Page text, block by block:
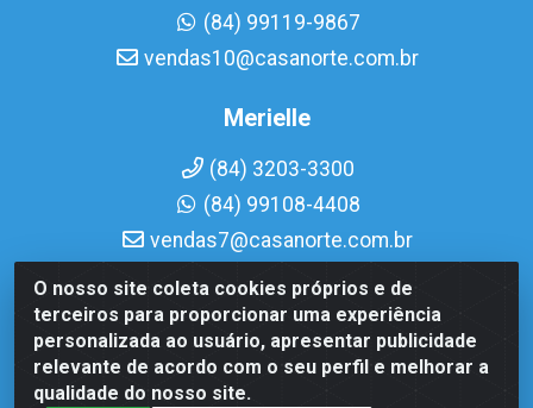
O nosso site coleta cookies próprios e de
terceiros para proporcionar uma experiência
personalizada ao usuário, apresentar publicidade
relevante de acordo com o seu perfil e melhorar a
qualidade do nosso site.
(84) 99119-9867
vendas10@casanorte.com.br
Merielle
(84) 3203-3300
(84) 99108-4408
vendas7@casanorte.com.br
Casa Norte LTDA - Av. Interventor Mário Câmara, 1815 -
Dix-Sept Rosado, Natal/RN - CEP 59054-600 - CNPJ
08.713.513/0001-51